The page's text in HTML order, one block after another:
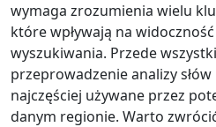
wymaga zrozumienia wielu
które wpływają na
wyszukiwania. Przede
przeprowadzenie analizy
najczęściej używane przez
danym regionie. Warto